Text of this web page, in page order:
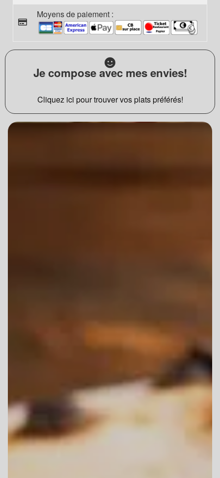
Moyens de paiement :
Je compose avec mes envies!
Cliquez ici pour trouver vos plats préférés!